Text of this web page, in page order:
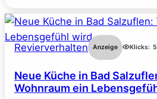
Revierverhalten Anzeige Klicks:
Neue Küche in Bad
Wohnraum ein